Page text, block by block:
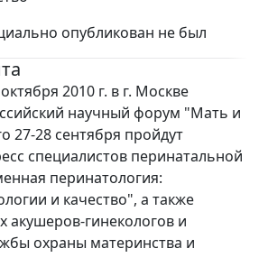
опубликован не был
2010 г. в г. Москве
научный форум "Мать и
27-28 сентября пройдут
специалистов перинатальной
перинатология:
и качество", а также
акушеров-гинекологов и
охраны материнства и